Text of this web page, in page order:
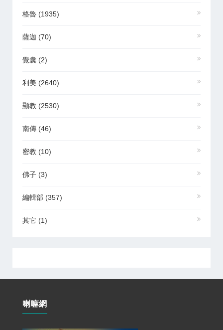
格魯 (1935)
薩迦 (70)
覺囊 (2)
利美 (2640)
顯教 (2530)
南傳 (46)
密教 (10)
佛子 (3)
編輯部 (357)
其它 (1)
喇嘛網